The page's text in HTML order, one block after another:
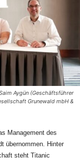
Aygün (Geschäftsführer
Grunewald mbH &
Management des
übernommen. Hinter
steht Titanic